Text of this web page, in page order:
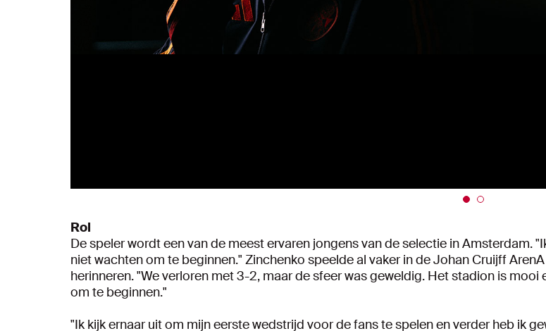
Rol
De speler wordt een van de meest ervaren jongens van de selectie in Amsterdam.
niet wachten om te beginnen." Zinchenko speelde al vaker in de Johan Cruijff
herinneren. "We verloren met 3-2, maar de sfeer was geweldig. Het stadion is
om te beginnen."
"Ik kijk ernaar uit om mijn eerste wedstrijd voor de fans te spelen en verder heb ik